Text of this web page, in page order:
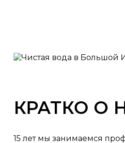
КРАТКО О
15 лет мы занимаемся